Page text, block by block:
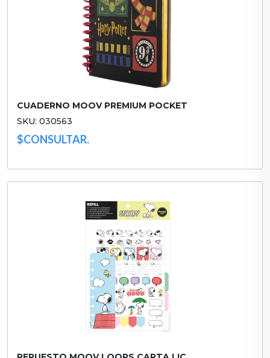
CUADERNO MOOV PREMIUM POCKET
SKU: 030563
$CONSULTAR.